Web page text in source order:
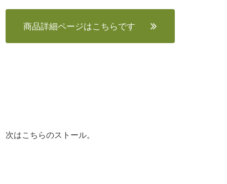
商品詳細ページはこちらです
次はこちらのストール。